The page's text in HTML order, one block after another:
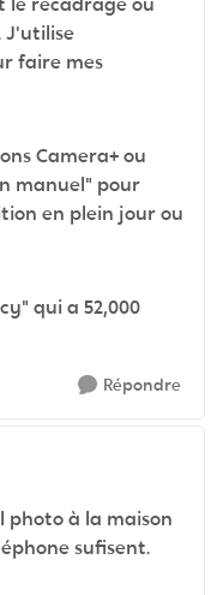
J'utilise
faire mes
Camera+ ou
manuel" pour
en plein jour ou
qui a 52,000
Répondre
photo à la maison
sufisent.